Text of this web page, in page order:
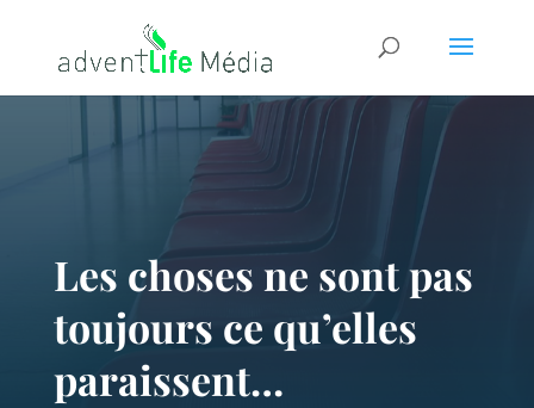
Les choses ne sont pas
toujours ce qu’elles
paraissent…